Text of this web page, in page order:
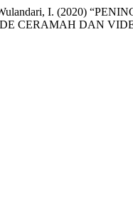
I. (2020)
CERAMAH DAN